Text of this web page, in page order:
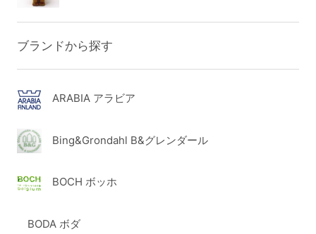
ブランドから探す
ARABIA アラビア
Bing&Grondahl B&グレンダール
BOCH ボッホ
BODA ボダ